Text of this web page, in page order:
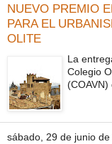
NUEVO PREMIO
PARA EL
OLITE
La
Colegio
(COAVN)
sábado, 29 de junio